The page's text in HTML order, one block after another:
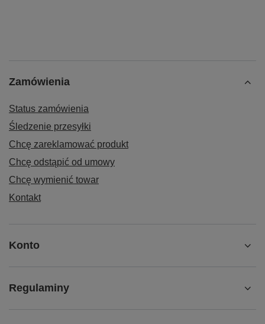
Zamówienia
Status zamówienia
Śledzenie przesyłki
Chcę zareklamować produkt
Chcę odstąpić od umowy
Chcę wymienić towar
Kontakt
Konto
Regulaminy